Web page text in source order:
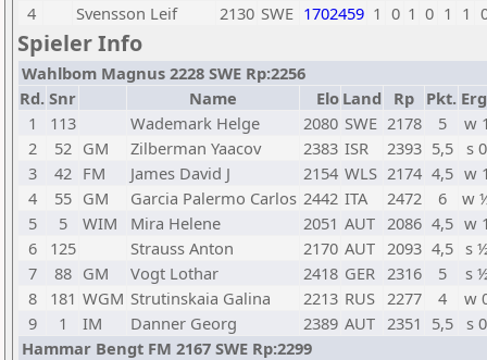
4
Svensson Leif 2130 SWE 1702459 1 0 1 0 1 1
Spieler Info
Wahlbom Magnus 2228 SWE Rp:2256
Rd. Snr Name Elo Land Rp Pkt.
1
113 Wademark Helge 2080 SWE 2178 5
w
2
52 GM Zilberman Yaacov 2383 ISR 2393 5,5
s 0
3
42 FM James David J 2154 WLS 2174 4,5 w
4
55 GM Garcia Palermo Carlos 2442 ITA 2472 6
w
5
5 WIM Mira Helene 2051 AUT 2086 4,5 w
6
125 Strauss Anton 2170 AUT 2093 4,5 s
7
88 GM Vogt Lothar 2418 GER 2316 5
s
8
181 WGM Strutinskaia Galina 2213 RUS 2277 4
w
9
1 IM Danner Georg 2389 AUT 2351 5,5
s 0
Hammar Bengt FM 2167 SWE Rp:2299